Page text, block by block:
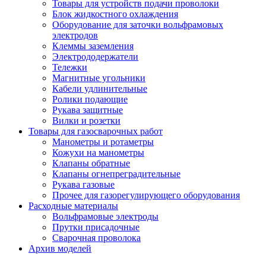
Товары для устройств подачи проволоки
Блок жидкостного охлаждения
Оборудование для заточки вольфрамовых
электродов
Клеммы заземления
Электрододержатели
Тележки
Магнитные угольники
Кабели удлинительные
Ролики подающие
Рукава защитные
Вилки и розетки
Товары для газосварочных работ
Манометры и ротаметры
Кожухи на манометры
Клапаны обратные
Клапаны огнепреградительные
Рукава газовые
Прочее для газорегулирующего оборудования
Расходные материалы
Вольфрамовые электроды
Прутки присадочные
Сварочная проволока
Архив моделей